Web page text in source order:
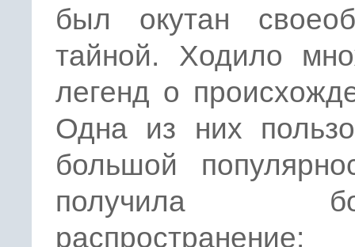
был окутан
тайной. Ходило
легенд о
Одна из них
большой
получила
распространение: